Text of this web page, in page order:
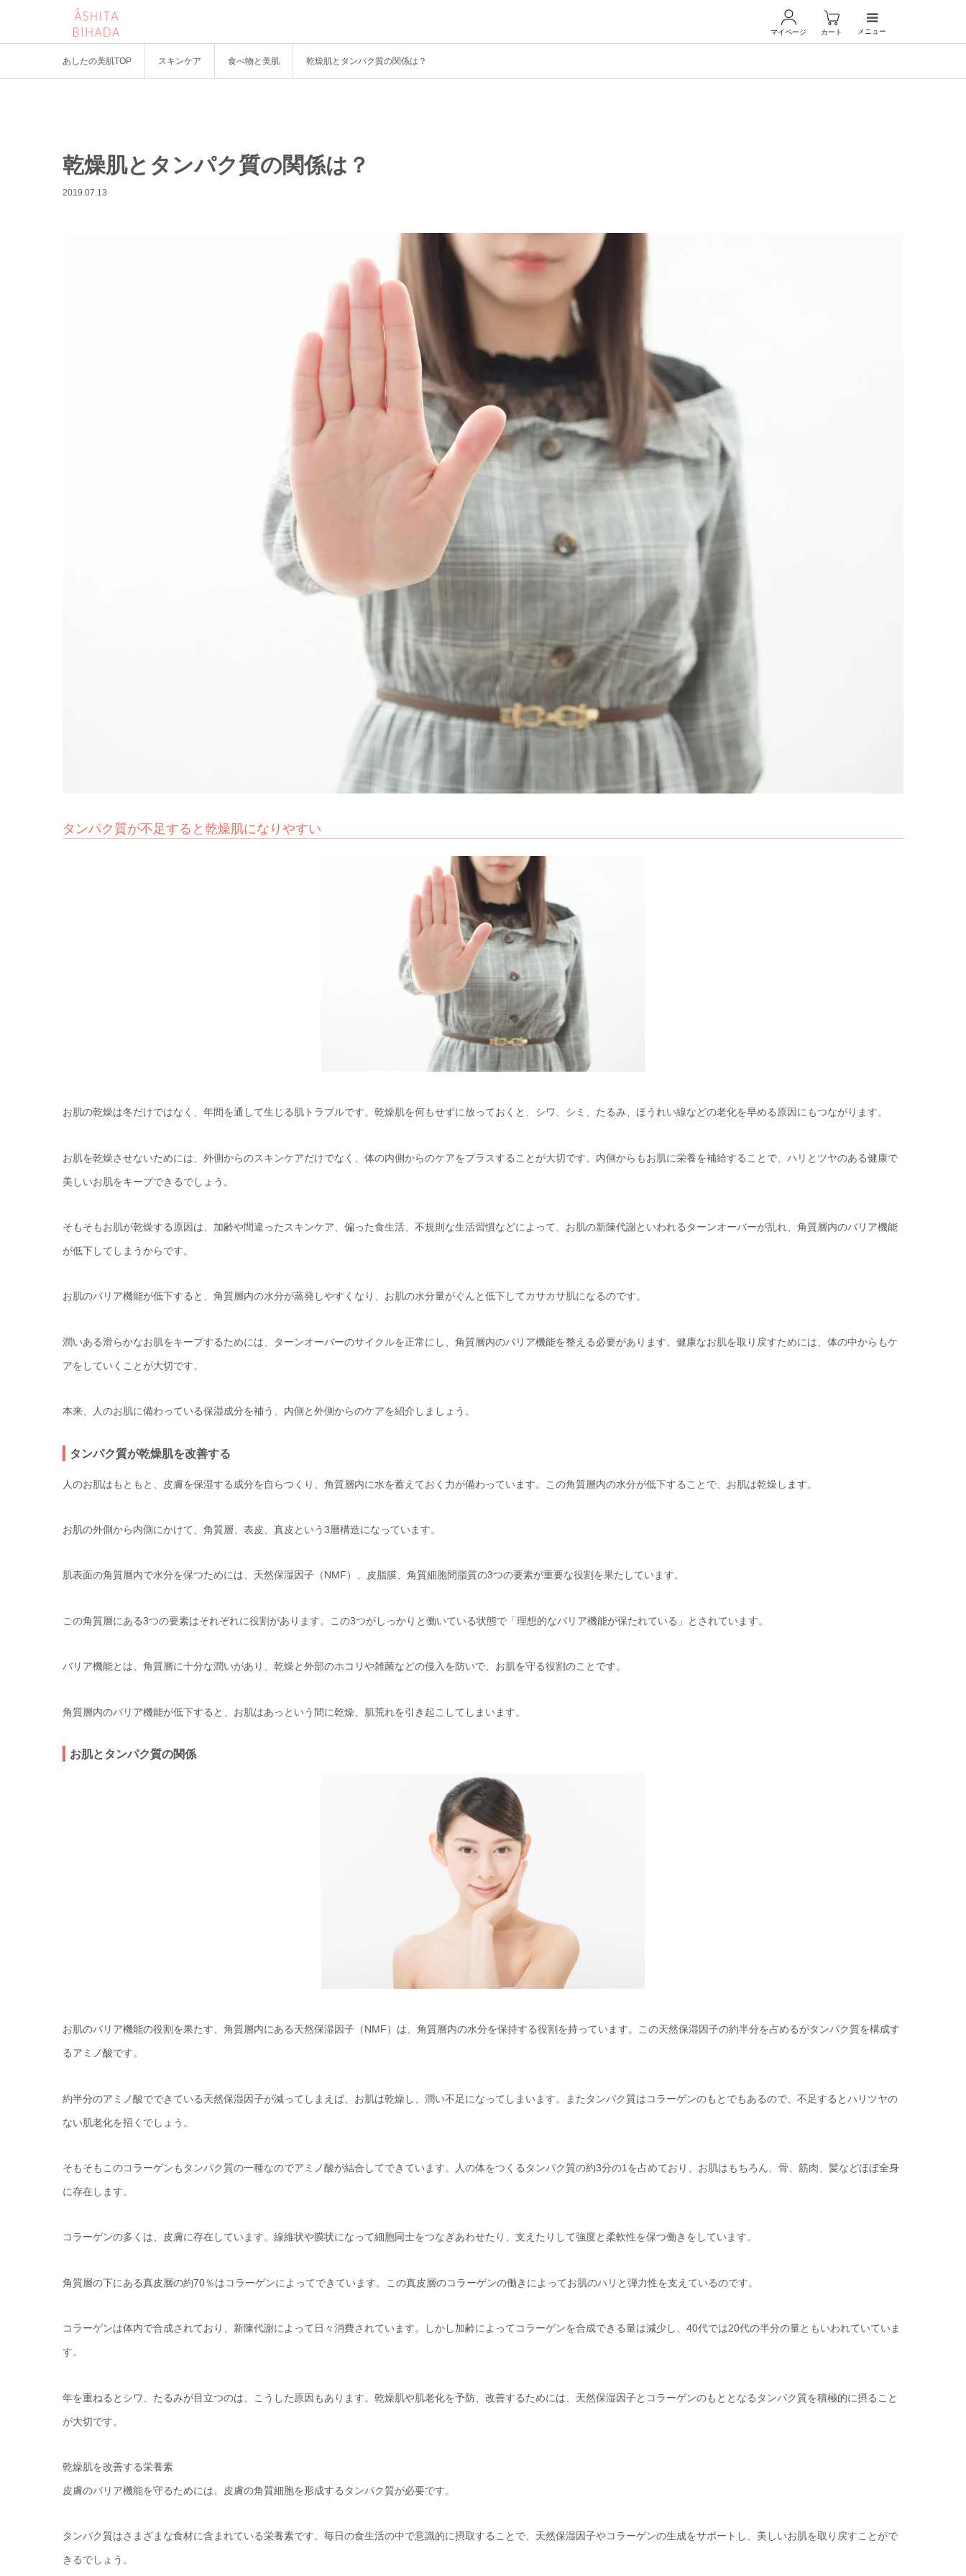
マイページ カート メニュー
あしたの美肌TOP スキンケア 食べ物と美肌 乾燥肌とタンパク質の関係は？
乾燥肌とタンパク質の関係は？
2019.07.13
タンパク質が不足すると乾燥肌になりやすい
お肌の乾燥は冬だけではなく、年間を通して生じる肌トラブルです。乾燥肌を何もせずに放っておくと、シワ、シミ、たるみ、ほうれい線などの老化を早める原因にもつながります。
お肌を乾燥させないためには、外側からのスキンケアだけでなく、体の内側からのケアをプラスすることが大切です。内側からもお肌に栄養を補給することで、ハリとツヤのある健康で
美しいお肌をキープできるでしょう。
そもそもお肌が乾燥する原因は、加齢や間違ったスキンケア、偏った食生活、不規則な生活習慣などによって、お肌の新陳代謝といわれるターンオーバーが乱れ、角質層内のバリア機能
が低下してしまうからです。
お肌のバリア機能が低下すると、角質層内の水分が蒸発しやすくなり、お肌の水分量がぐんと低下してカサカサ肌になるのです。
潤いある滑らかなお肌をキープするためには、ターンオーバーのサイクルを正常にし、角質層内のバリア機能を整える必要があります。健康なお肌を取り戻すためには、体の中からもケ
アをしていくことが大切です。
本来、人のお肌に備わっている保湿成分を補う、内側と外側からのケアを紹介しましょう。
タンパク質が乾燥肌を改善する
人のお肌はもともと、皮膚を保湿する成分を自らつくり、角質層内に水を蓄えておく力が備わっています。この角質層内の水分が低下することで、お肌は乾燥します。
お肌の外側から内側にかけて、角質層、表皮、真皮という3層構造になっています。
肌表面の角質層内で水分を保つためには、天然保湿因子（NMF）、皮脂膜、角質細胞間脂質の3つの要素が重要な役割を果たしています。
この角質層にある3つの要素はそれぞれに役割があります。この3つがしっかりと働いている状態で「理想的なバリア機能が保たれている」とされています。
バリア機能とは、角質層に十分な潤いがあり、乾燥と外部のホコリや雑菌などの侵入を防いで、お肌を守る役割のことです。
角質層内のバリア機能が低下すると、お肌はあっという間に乾燥、肌荒れを引き起こしてしまいます。
お肌とタンパク質の関係
お肌のバリア機能の役割を果たす、角質層内にある天然保湿因子（NMF）は、角質層内の水分を保持する役割を持っています。この天然保湿因子の約半分を占めるがタンパク質を構成す
るアミノ酸です。
約半分のアミノ酸でできている天然保湿因子が減ってしまえば、お肌は乾燥し、潤い不足になってしまいます。またタンパク質はコラーゲンのもとでもあるので、不足するとハリツヤの
ない肌老化を招くでしょう。
そもそもこのコラーゲンもタンパク質の一種なのでアミノ酸が結合してできています。人の体をつくるタンパク質の約3分の1を占めており、お肌はもちろん、骨、筋肉、髪などほぼ全身
に存在します。
コラーゲンの多くは、皮膚に存在しています。線維状や膜状になって細胞同士をつなぎあわせたり、支えたりして強度と柔軟性を保つ働きをしています。
角質層の下にある真皮層の約70％はコラーゲンによってできています。この真皮層のコラーゲンの働きによってお肌のハリと弾力性を支えているのです。
コラーゲンは体内で合成されており、新陳代謝によって日々消費されています。しかし加齢によってコラーゲンを合成できる量は減少し、40代では20代の半分の量ともいわれていていま
す。
年を重ねるとシワ、たるみが目立つのは、こうした原因もあります。乾燥肌や肌老化を予防、改善するためには、天然保湿因子とコラーゲンのもととなるタンパク質を積極的に摂ること
が大切です。
乾燥肌を改善する栄養素
皮膚のバリア機能を守るためには、皮膚の角質細胞を形成するタンパク質が必要です。
タンパク質はさまざまな食材に含まれている栄養素です。毎日の食生活の中で意識的に摂取することで、天然保湿因子やコラーゲンの生成をサポートし、美しいお肌を取り戻すことがで
きるでしょう。